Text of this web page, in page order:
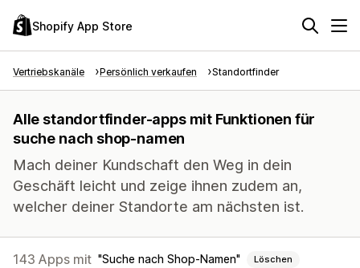
Shopify App Store
Vertriebskanäle Persönlich verkaufen Standortfinder
Alle standortfinder-apps mit Funktionen für
suche nach shop-namen
Mach deiner Kundschaft den Weg in dein
Geschäft leicht und zeige ihnen zudem an,
welcher deiner Standorte am nächsten ist.
143 Apps mit Suche nach Shop-Namen Löschen